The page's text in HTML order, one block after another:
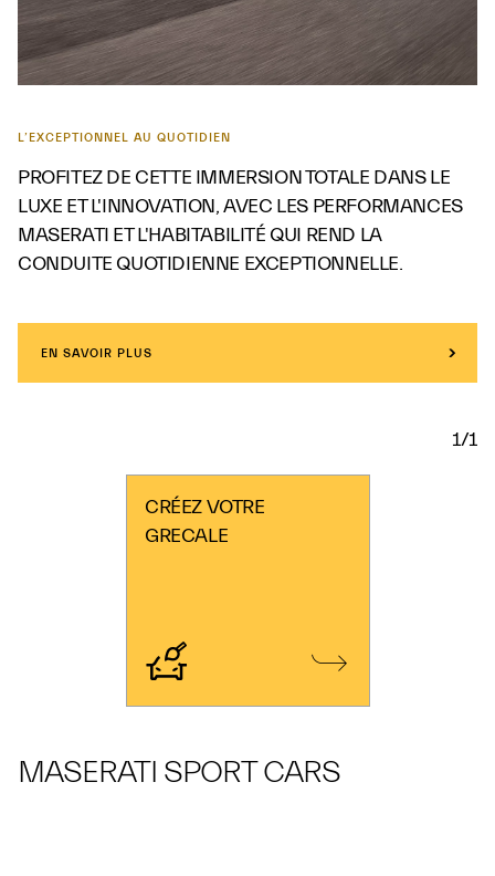
L’EXCEPTIONNEL AU QUOTIDIEN
PROFITEZ DE CETTE IMMERSION TOTALE DANS LE
LUXE ET L'INNOVATION, AVEC LES PERFORMANCES
MASERATI ET L'HABITABILITÉ QUI REND LA
CONDUITE QUOTIDIENNE EXCEPTIONNELLE.
EN SAVOIR PLUS
1/1
CRÉEZ VOTRE
GRECALE
MASERATI SPORT CARS